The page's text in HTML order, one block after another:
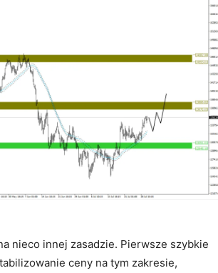
nieco innej zasadzie. Pierwsze szybkie
ceny na tym zakresie,